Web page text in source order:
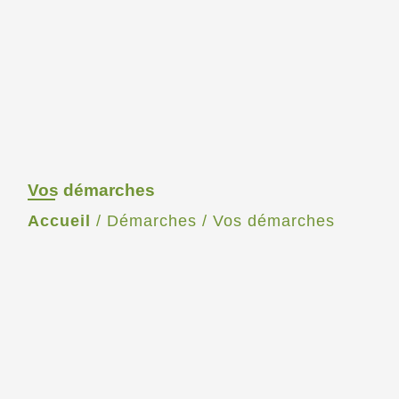
Vos démarches
Accueil / Démarches / Vos démarches